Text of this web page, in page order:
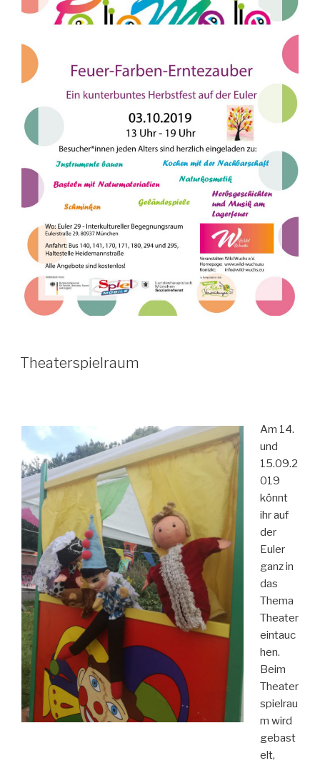
Theaterspielraum
Am 14.
und
15.09.2
019
könnt
ihr auf
der
Euler
ganz in
das
Thema
Theater
eintauc
hen.
Beim
Theater
spielrau
m wird
gebast
elt,